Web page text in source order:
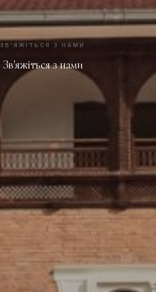
ЗВ'ЯЖІТЬСЯ З НАМИ
Зв'яжіться з нами